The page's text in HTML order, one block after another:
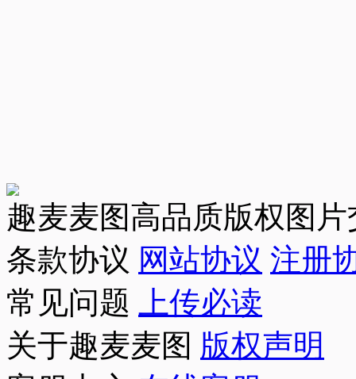
趣麦麦图高品质版权图
条款协议 网站协议 注册
常见问题
上传必读
关于趣麦麦图 版权声明